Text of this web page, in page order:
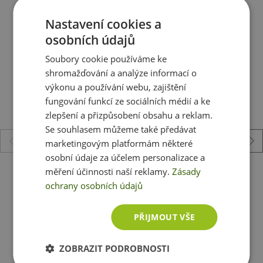
jemně dochucené solí a pepřem
poctivé.Hotová krůtí prsíčkaze slovenských chovů
obsahují 98 % masaa žádné zbytečnosti navíc.
konzervanty, žádná chemie. Jen kvalitní maso
uzavřené v BPA FREE plechovce, která udrží čerstvost i
chuť bez nutnosti umělých přísad. O trvanlivost se
postará pouze sůl a hermetické uzavření.
PERFEKTNÍ DO:
✅ Salátů
✅ Sendvičů a wrapů
✅ Těstovin a rýžových jídel
✅ Proteinových bowlů
Indiana Jerky sušené maso 25g
72 Kč
skladem ihned k expedici
Zobrazit všechny produkty v akci
Nastavení cookies a
osobních údajů
Soubory cookie používáme ke
shromažďování a analýze informací o
výkonu a používání webu, zajištění
fungování funkcí ze sociálních médií a ke
zlepšení a přizpůsobení obsahu a reklam.
Se souhlasem můžeme také předávat
marketingovým platformám některé
osobní údaje za účelem personalizace a
měření účinnosti naší reklamy.Zásady
ochrany osobních údajů
PŘIJMOUT VŠE
ZOBRAZIT PODROBNOSTI